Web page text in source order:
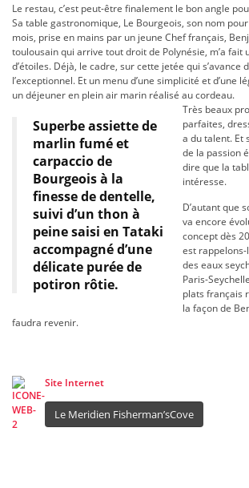
Le restau, c’est peut-être finalement le bon angle
Sa table gastronomique, Le Bourgeois, son nom
mois, prise en mains par un jeune Chef français,
toulousain qui arrive tout droit de Polynésie, m’a fait
d’étoiles. Déjà, le cadre, sur cette jetée qui s’avance
l’exceptionnel. Et un menu d’une simplicité et d’une
un déjeuner en plein air marin réalisé au cordeau.
Superbe assiette de
marlin fumé et
carpaccio de
Bourgeois à la
finesse de dentelle,
suivi d’un thon à
peine saisi en Tataki
accompagné d’une
délicate purée de
potiron rôtie.
Très beaux
parfaites,
a du talent. Et
de la passion
dire que la
intéresse.
D’autant que
va encore
concept dès
est
des eaux
Paris-
plats français
la façon de
faudra revenir.
Site Internet
Le Meridien Fisherman’sCove